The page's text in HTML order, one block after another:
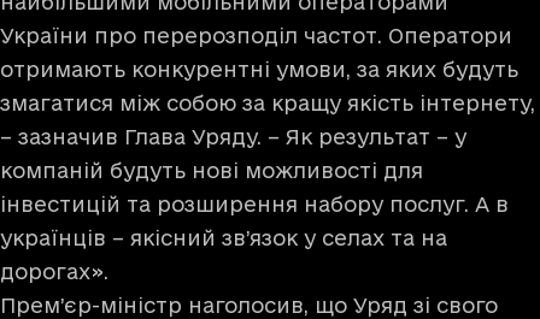
України про перерозподіл частот. Оператори
отримають конкурентні умови, за яких будуть
змагатися між собою за кращу якість інтернету,
– зазначив Глава Уряду. – Як результат – у
компаній будуть нові можливості для
інвестицій та розширення набору послуг. А в
українців – якісний зв’язок у селах та на
дорогах».
Прем’єр-міністр наголосив, що Уряд зі свого